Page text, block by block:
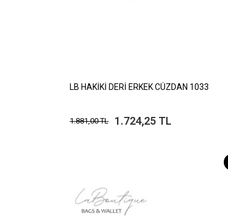
LB HAKİKİ DERİ ERKEK CÜZDAN 1033
1.881,00 TL 1.724,25 TL